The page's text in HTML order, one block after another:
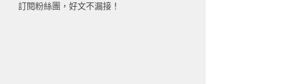
訂閱粉絲團，好文不漏接！